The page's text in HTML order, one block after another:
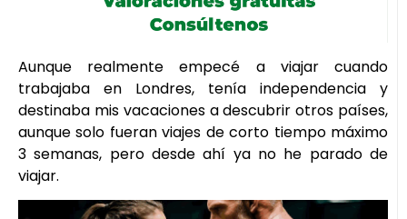
Aunque realmente empecé a viajar cuando
trabajaba en Londres, tenía independencia y
destinaba mis vacaciones a descubrir otros países,
aunque solo fueran viajes de corto tiempo máximo
3 semanas, pero desde ahí ya no he parado de
viajar.